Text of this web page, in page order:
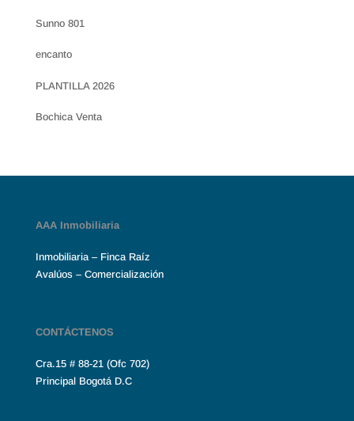
Sunno 801
encanto
PLANTILLA 2026
Bochica Venta
AAA Inmobiliaria
Inmobiliaria – Finca Raíz
Avalúos – Comercialización
CONTÁCTENOS
Cra.15 # 88-21 (Ofc 702)
Principal Bogotá D.C